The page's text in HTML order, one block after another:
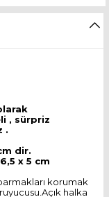
, sürpriz
.
dir.
x 5 cm
korumak
halka